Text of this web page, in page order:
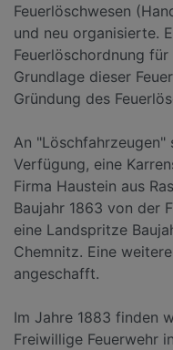
Feuerlöschwesen
und neu organisierte.
Feuerlöschordnung
Grundlage dieser
Gründung des
An
Verfügung, eine
Firma Haustein aus
Baujahr 1863 von der
eine Landspritze
Chemnitz. Eine
angeschafft.
Im Jahre 1883 finden
Freiwillige Feuerwehr